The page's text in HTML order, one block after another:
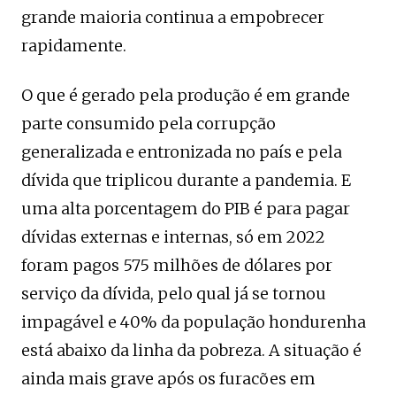
grande maioria continua a empobrecer
rapidamente.
O que é gerado pela produção é em grande
parte consumido pela corrupção
generalizada e entronizada no país e pela
dívida que triplicou durante a pandemia. E
uma alta porcentagem do PIB é para pagar
dívidas externas e internas, só em 2022
foram pagos 575 milhões de dólares por
serviço da dívida, pelo qual já se tornou
impagável e 40% da população hondurenha
está abaixo da linha da pobreza. A situação é
ainda mais grave após os furacões em